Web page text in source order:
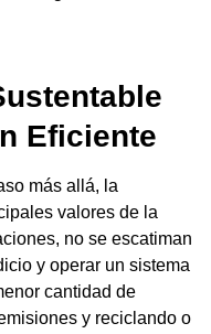
Eficiente
más allá, la
valores de la
no se escatiman
y operar un sistema
cantidad de
y reciclando o